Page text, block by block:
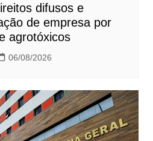
difusos e
de empresa por
agrotóxicos
06/08/2026